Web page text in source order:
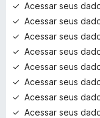
Acessar seus
Acessar seus
Acessar seus
Acessar seus
Acessar seus
Acessar seus
Acessar seus
Acessar seus